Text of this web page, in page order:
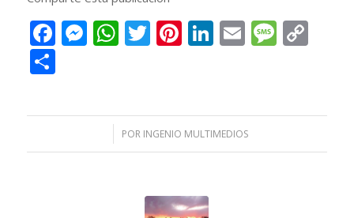
Facebook
Messenger
WhatsApp
Twitter
Pinterest
LinkedIn
Email
Compartir
POR INGENIO MULTIMEDIOS